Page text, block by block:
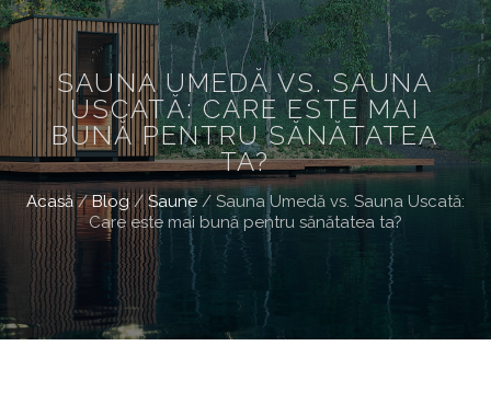
SAUNA UMEDĂ VS. SAUNA
USCATĂ: CARE ESTE MAI
BUNĂ PENTRU SĂNĂTATEA
TA?
Acasă/Blog/Saune / Sauna Umedă vs. Sauna Uscată:
Care este mai bună pentru sănătatea ta?